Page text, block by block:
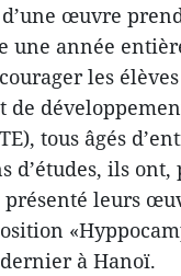
œuvre
une année
les
de
tous âgés
d’études, ils ont,
leurs
à Hanoï.